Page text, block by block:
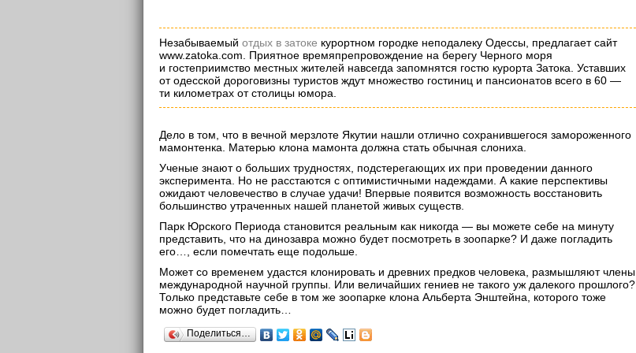
Незабываемый отдых в затоке курортном городке неподалеку Одессы, предлагает сайт
www.zatoka.com. Приятное времяпрепровождение на берегу Черного моря
и гостеприимство местных жителей навсегда запомнятся гостю курорта Затока. Уставших
от одесской дороговизны туристов ждут множество гостиниц и пансионатов всего в 60 —
ти километрах от столицы юмора.
Дело в том, что в вечной мерзлоте Якутии нашли отлично сохранившегося замороженного
мамонтенка. Матерью клона мамонта должна стать обычная слониха.
Ученые знают о больших трудностях, подстерегающих их при проведении данного
эксперимента. Но не расстаются с оптимистичными надеждами. А какие перспективы
ожидают человечество в случае удачи! Впервые появится возможность восстановить
большинство утраченных нашей планетой живых существ.
Парк Юрского Периода становится реальным как никогда — вы можете себе на минуту
представить, что на динозавра можно будет посмотреть в зоопарке? И даже погладить
его…, если помечтать еще подольше.
Может со временем удастся клонировать и древних предков человека, размышляют члены
международной научной группы. Или величайших гениев не такого уж далекого прошлого?
Только представьте себе в том же зоопарке клона Альберта Энштейна, которого тоже
можно будет погладить…
Поделиться…